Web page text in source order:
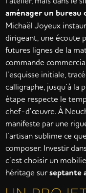
aménager un bureau
Michaël Joyeux
dirigeant, une écoute
futures lignes de la
commande
l’esquisse initiale,
calligraphe, jusqu’à la
étape respecte le
chef-d’œuvre. À
manifeste par une
l’artisan sublime ce
composer. Investir
c’est choisir un
héritage surseptante